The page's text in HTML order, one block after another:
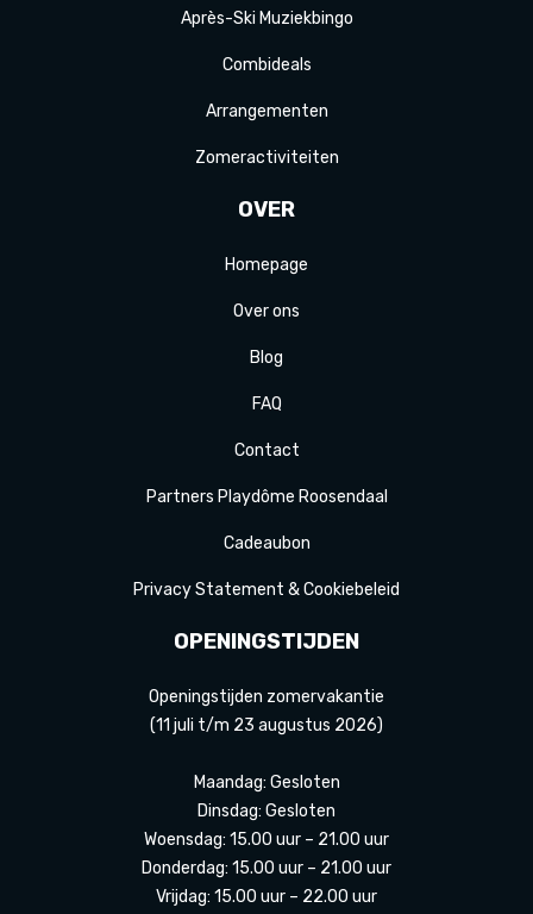
Après-Ski Muziekbingo
Combideals
Arrangementen
Zomeractiviteiten
OVER
Homepage
Over ons
Blog
FAQ
Contact
Partners Playdôme Roosendaal
Cadeaubon
Privacy Statement & Cookiebeleid
OPENINGSTIJDEN
Openingstijden zomervakantie
(11 juli t/m 23 augustus 2026)
Maandag: Gesloten
Dinsdag: Gesloten
Woensdag: 15.00 uur – 21.00 uur
Donderdag: 15.00 uur – 21.00 uur
Vrijdag: 15.00 uur – 22.00 uur